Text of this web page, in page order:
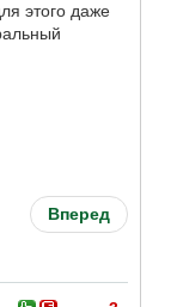
этого даже
Вперед